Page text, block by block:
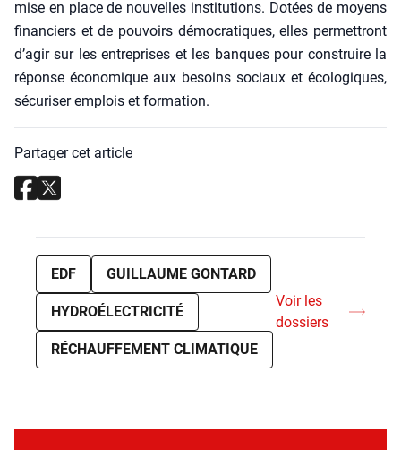
mise en place de nou­velles ins­ti­tu­tions. Dotées de moyens
finan­ciers et de pou­voirs démo­cra­tiques, elles per­met­tront
d’agir sur les entre­prises et les banques pour construire la
réponse éco­no­mique aux besoins sociaux et éco­lo­giques,
sécu­ri­ser emplois et for­ma­tion.
Partager cet article
EDF GUILLAUME GONTARD
HYDROÉLECTRICITÉ
RÉCHAUFFEMENT CLIMATIQUE
Voir les
dossiers